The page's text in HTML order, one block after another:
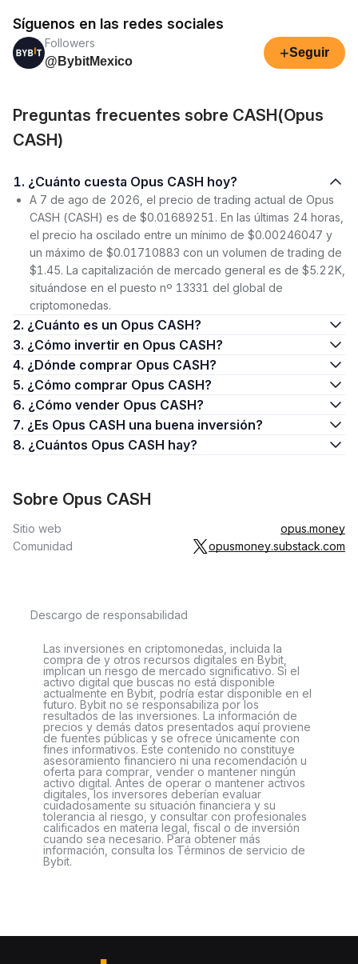
Síguenos en las redes sociales
Followers
@BybitMexico
+Seguir
Preguntas frecuentes sobre CASH(Opus
CASH)
1. ¿Cuánto cuesta Opus CASH hoy?
A 7 de ago de 2026, el precio de trading actual de Opus
CASH (CASH) es de $0.01689251. En las últimas 24 horas,
el precio ha oscilado entre un mínimo de $0.00246047 y
un máximo de $0.01710883 con un volumen de trading de
$1.45. La capitalización de mercado general es de $5.22K,
situándose en el puesto nº 13331 del global de
criptomonedas.
2. ¿Cuánto es un Opus CASH?
3. ¿Cómo invertir en Opus CASH?
4. ¿Dónde comprar Opus CASH?
5. ¿Cómo comprar Opus CASH?
6. ¿Cómo vender Opus CASH?
7. ¿Es Opus CASH una buena inversión?
8. ¿Cuántos Opus CASH hay?
Sobre Opus CASH
Sitio web
opus.money
Comunidad
opusmoney.substack.com
Descargo de responsabilidad
Las inversiones en criptomonedas, incluida la
compra de y otros recursos digitales en Bybit,
implican un riesgo de mercado significativo. Si el
activo digital que buscas no está disponible
actualmente en Bybit, podría estar disponible en el
futuro. Bybit no se responsabiliza por los
resultados de las inversiones. La información de
precios y demás datos presentados aquí proviene
de fuentes públicas y se ofrece únicamente con
fines informativos. Este contenido no constituye
asesoramiento financiero ni una recomendación u
oferta para comprar, vender o mantener ningún
activo digital. Antes de operar o mantener activos
digitales, los inversores deberían evaluar
cuidadosamente su situación financiera y su
tolerancia al riesgo, y consultar con profesionales
calificados en materia legal, fiscal o de inversión
cuando sea necesario. Para obtener más
información, consulta los Términos de servicio de
Bybit.